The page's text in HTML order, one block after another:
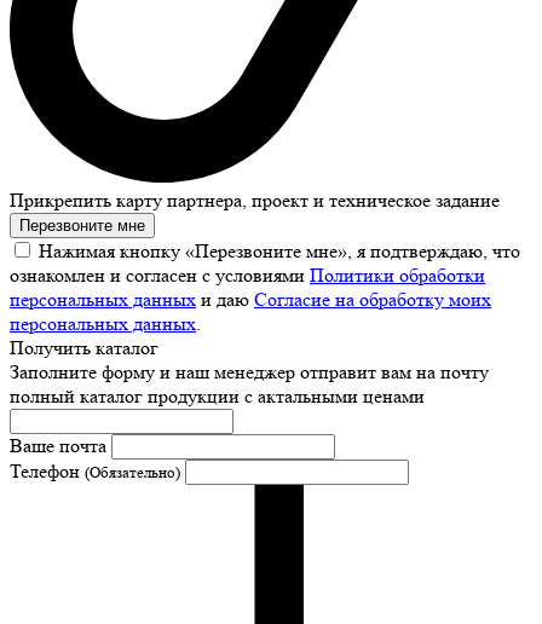
Прикрепить карту партнера, проект и техническое задание
Перезвоните мне
Нажимая кнопку «Перезвоните мне», я подтверждаю, что
ознакомлен и согласен с условиями Политики обработки
персональных данных и даю Согласие на обработку моих
персональных данных.
Получить каталог
Заполните форму и наш менеджер отправит вам на почту
полный каталог продукции с актальными ценами
Ваше почта
Телефон (Обязательно)